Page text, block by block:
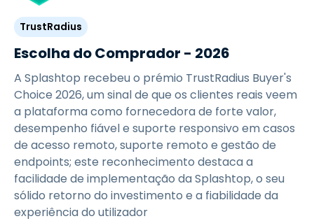
TrustRadius
Escolha do Comprador - 2026
A Splashtop recebeu o prémio TrustRadius Buyer's
Choice 2026, um sinal de que os clientes reais veem
a plataforma como fornecedora de forte valor,
desempenho fiável e suporte responsivo em casos
de acesso remoto, suporte remoto e gestão de
endpoints; este reconhecimento destaca a
facilidade de implementação da Splashtop, o seu
sólido retorno do investimento e a fiabilidade da
experiência do utilizador